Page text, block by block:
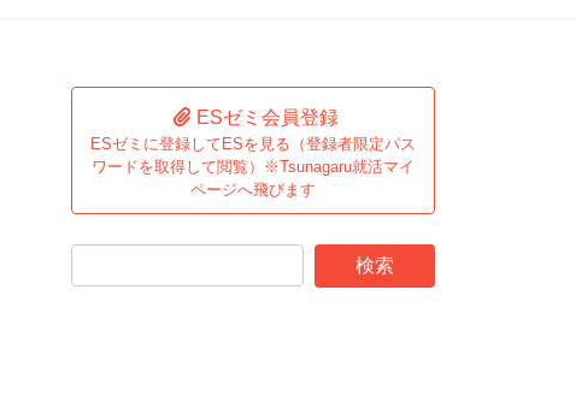
ESゼミ会員登録
ESゼミに登録してESを見る（登録者限定パス
ワードを取得して閲覧）※Tsunagaru就活マイ
ページへ飛びます